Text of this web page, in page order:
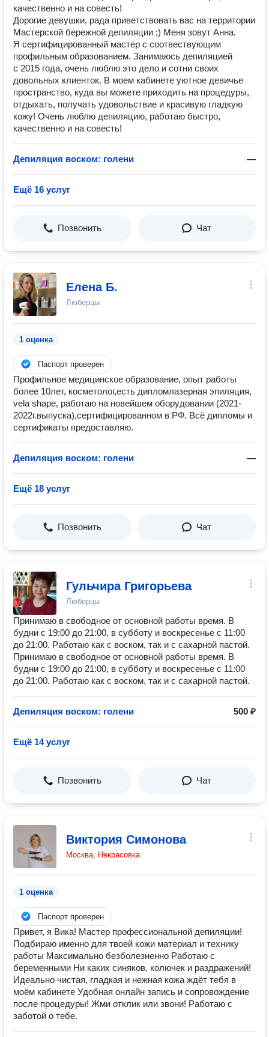
качественно и на совесть!
Дорогие девушки, рада приветствовать вас на территории
Мастерской бережной депиляции ;) Меня зовут Анна.
Я сертифицированный мастер с соотвествующим
профильным образованием. Занимаюсь депиляцией
с 2015 года, очень люблю это дело и сотни своих
довольных клиенток. В моем кабинете уютное девичье
пространство, куда вы можете приходить на процедуры,
отдыхать, получать удовольствие и красивую гладкую
кожу! Очень люблю депиляцию, работаю быстро,
качественно и на совесть!
Депиляция воском: голени —
Ещё 16 услуг
Позвонить Чат
Елена Б.
Люберцы
1 оценка
Паспорт проверен
Профильное медицинское образование, опыт работы
более 10лет, косметолог,есть дипломлазерная эпиляция,
vela shape, работаю на новейшем оборудовании (2021-
2022г.выпуска),сертифицированном в РФ. Всё дипломы и
сертификаты предоставляю.
Депиляция воском: голени —
Ещё 18 услуг
Позвонить Чат
Гульчира Григорьева
Люберцы
Принимаю в свободное от основной работы время. В
будни с 19:00 до 21:00, в субботу и воскресенье с 11:00
до 21:00. Работаю как с воском, так и с сахарной пастой.
Принимаю в свободное от основной работы время. В
будни с 19:00 до 21:00, в субботу и воскресенье с 11:00
до 21:00. Работаю как с воском, так и с сахарной пастой.
Депиляция воском: голени 500 ₽
Ещё 14 услуг
Позвонить Чат
Виктория Симонова
Москва, Некрасовка
1 оценка
Паспорт проверен
Привет, я Вика! Мастер профессиональной депиляции!
Подбираю именно для твоей кожи материал и технику
работы Максимально безболезненно Работаю с
беременными Ни каких синяков, колючек и раздражений!
Идеально чистая, гладкая и нежная кожа ждёт тебя в
моём кабинете Удобная онлайн запись и сопровождение
после процедуры! Жми отклик или звони! Работаю с
заботой о тебе.